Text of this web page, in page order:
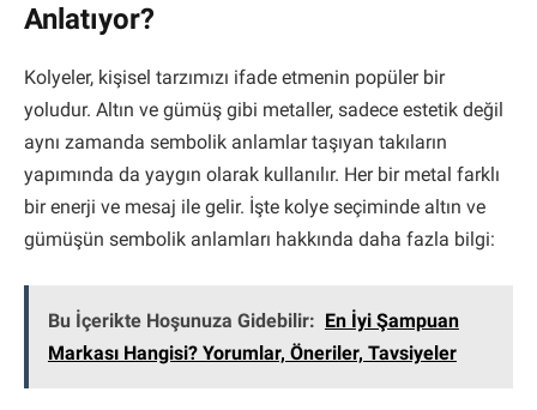
Anlatıyor?
Kolyeler, kişisel tarzımızı ifade etmenin popüler bir
yoludur. Altın ve gümüş gibi metaller, sadece estetik değil
aynı zamanda sembolik anlamlar taşıyan takıların
yapımında da yaygın olarak kullanılır. Her bir metal farklı
bir enerji ve mesaj ile gelir. İşte kolye seçiminde altın ve
gümüşün sembolik anlamları hakkında daha fazla bilgi:
Bu İçerikte Hoşunuza Gidebilir: En İyi Şampuan
Markası Hangisi? Yorumlar, Öneriler, Tavsiyeler